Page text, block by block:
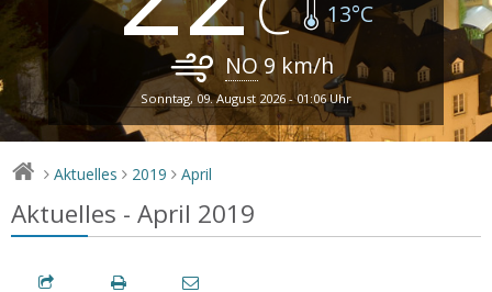
13°C
NO9 km/h
Sonntag, 09. August 2026 - 01:06 Uhr
> Aktuelles > 2019 > April
Aktuelles - April 2019